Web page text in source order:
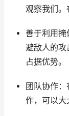
观察我们。
善于利用掩
避敌人的攻
占据优势。
团队协作
作，可以大